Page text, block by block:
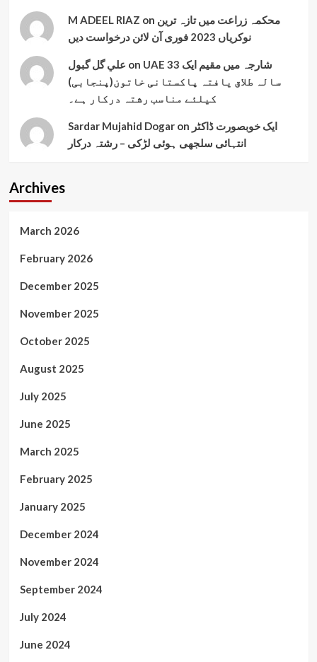
M ADEEL RIAZ on محکمہ زراعت میں تازہ ترین
نوکریاں 2023 فوری آن لائن درخواست دیں
علي گل گبول on UAE شارجہ میں مقیم ایک 33
سالہ طلاق یافتہ پاکستانی خاتون(پنجابی)
کیلئے مناسب رشتہ درکار ہے۔
Sardar Mujahid Dogaron ایک خوبصورت ڈاکٹر
انتہائی سلجھی ہوئی لڑکی – رشتہ درکار
Archives
March 2026
February 2026
December 2025
November 2025
October 2025
August 2025
July 2025
June 2025
March 2025
February 2025
January 2025
December 2024
November 2024
September 2024
July 2024
June 2024